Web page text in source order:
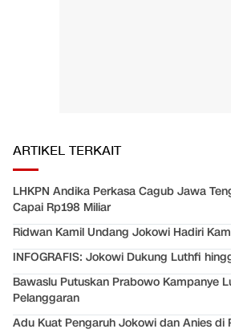
ARTIKEL TERKAIT
LHKPN Andika Perkasa Cagub Jawa
Capai Rp198 Miliar
Ridwan Kamil Undang Jokowi Hadiri
INFOGRAFIS: Jokowi Dukung Luthfi
Bawaslu Putuskan Prabowo Kampanye
Pelanggaran
Adu Kuat Pengaruh Jokowi dan Anies di